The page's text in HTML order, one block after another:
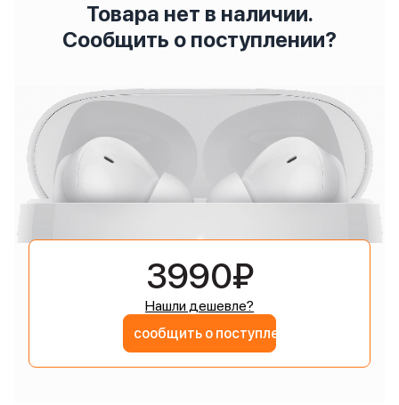
Товара нет в наличии.
Сообщить о поступлении?
3990₽
Нашли дешевле?
сообщить о поступлении